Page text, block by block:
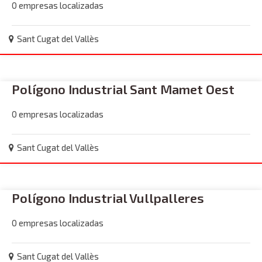
0 empresas localizadas
Sant Cugat del Vallès
Polígono Industrial Sant Mamet Oest
0 empresas localizadas
Sant Cugat del Vallès
Polígono Industrial Vullpalleres
0 empresas localizadas
Sant Cugat del Vallès